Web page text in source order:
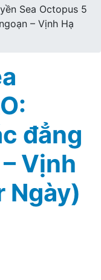
Sea Octopus 5
– Vịnh Hạ
đẳng
Vịnh
Ngày)